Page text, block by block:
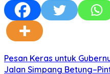
Pesan Keras untuk
Jalan Simpang